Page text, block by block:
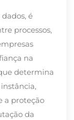
é
processos,
na
determina
a proteção
da